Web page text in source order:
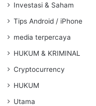
Investasi & Saham
Tips Android / iPhone
media terpercaya
HUKUM & KRIMINAL
Cryptocurrency
HUKUM
Utama